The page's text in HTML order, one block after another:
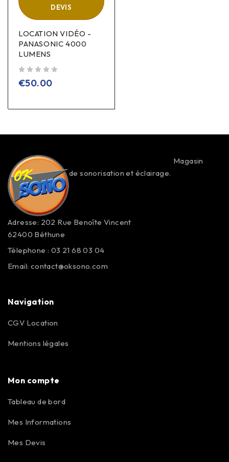
DEVIS
LOCATION VIDÉO -
PANASONIC 4000
LUMENS
€50.00
Magasin
de sonorisation et éclairage.
Adresse: 202 Rue Benoîte Vincent
62400 Béthune
Télephone : 03 21 68 03 04
Email: contact@oksono.com
Navigation
CGV Location
Mentions légales
Mon compte
Tableau de bord
Mes Informations
Mes Devis